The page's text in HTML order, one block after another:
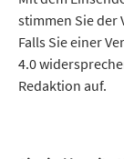
stimmen Sie der
Falls Sie einer
4.0
Redaktion auf.